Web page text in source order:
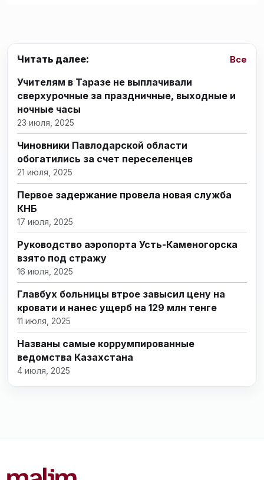
Читать далее: Все
Учителям в Таразе не выплачивали
сверхурочные за праздничные, выходные и
ночные часы
23 июля, 2025
Чиновники Павлодарской области
обогатились за счет переселенцев
21 июля, 2025
Первое задержание провела новая служба
КНБ
17 июля, 2025
Руководство аэропорта Усть-Каменогорска
взято под стражу
16 июля, 2025
Главбух больницы втрое завысил цену на
кровати и нанес ущерб на 129 млн тенге
11 июля, 2025
Названы самые коррумпированные
ведомства Казахстана
4 июля, 2025